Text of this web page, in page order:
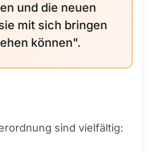
und die neuen
mit sich bringen
können".
sind vielfältig: